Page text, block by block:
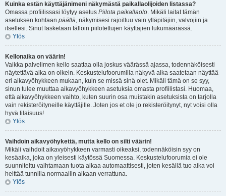
Kuinka estän käyttäjänimeni näkymästä paikallaolijoiden listassa?
Omassa profiilissasi löytyy asetus Piilota paikallaolo. Mikäli laitat tämän
asetuksen kohtaan päällä, näkymisesi rajoittuu vain ylläpitäjiin, valvojiin ja
itsellesi. Sinut lasketaan tällöin piilotettujen käyttäjien lukumäärässä.
Ylös
Kellonaika on väärin!
Vaikka palvelimen kello saattaa olla joskus väärässä ajassa, todennäköisesti
näytettävä aika on oikein. Keskustelufoorumilla näkyvä aika saatetaan näyttää
eri aikavyöhykkeen mukaan, kuin se missä sinä olet. Mikäli tämä on se syy,
sinun tulee muuttaa aikavyöhykkeen asetuksia omasta profiilistasi. Huomaa,
että aikavyöhykkeen vaihto, kuten suurin osa muistakin asetuksista on tarjolla
vain rekisteröityneille käyttäjille. Joten jos et ole jo rekisteröitynyt, nyt voisi olla
hyvä tilaisuus!
Ylös
Vaihdoin aikavyöhykettä, mutta kello on silti väärin!
Mikäli vaihdoit aikavyöhykkeen varmasti oikeaksi, todennäköisin syy on
kesäaika, joka on yleisesti käytössä Suomessa. Keskustelufoorumia ei ole
suunniteltu vaihtamaan tuota aikaa automaattisesti, joten kesällä tuo aika voi
heittää tunnilla normaaliin aikaan verrattuna.
Ylös